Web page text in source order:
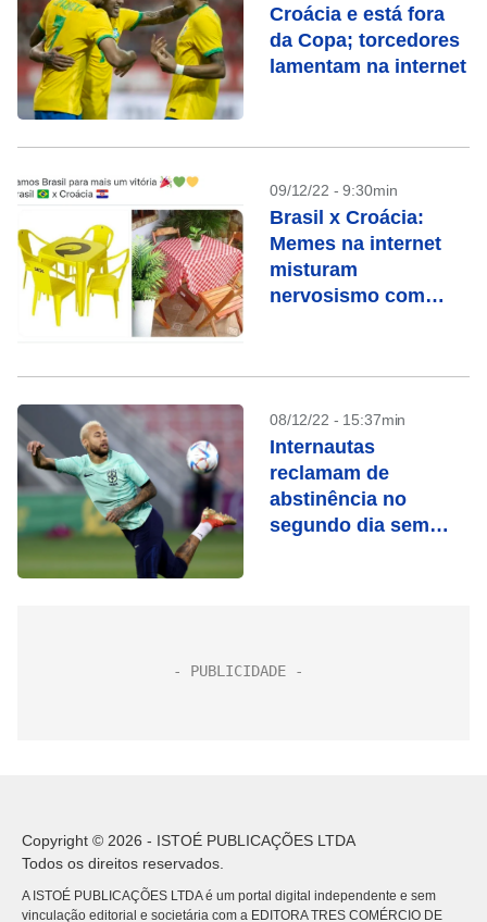
Croácia e está fora
da Copa; torcedores
lamentam na internet
09/12/22 - 9:30min
Brasil x Croácia:
Memes na internet
misturam
nervosismo com
08/12/22 - 15:37min
Internautas
reclamam de
abstinência no
segundo dia sem
Copyright © 2026 - ISTOÉ PUBLICAÇÕES LTDA
Todos os direitos reservados.
A ISTOÉ PUBLICAÇÕES LTDA é um portal digital independente e sem
vinculação editorial e societária com a EDITORA TRES COMÉRCIO DE